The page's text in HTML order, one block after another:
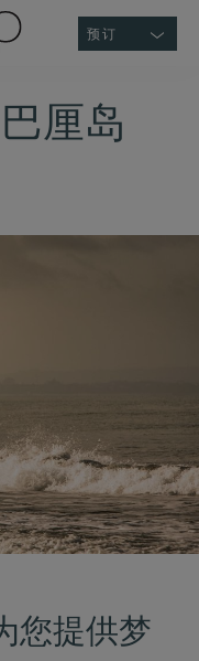
预订
厘岛
您提供梦